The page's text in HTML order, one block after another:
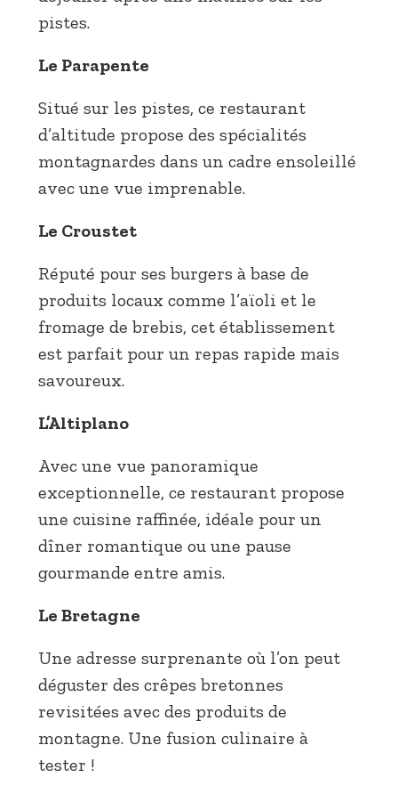
pistes.
Le Parapente
Situé sur les pistes, ce restaurant
d’altitude propose des spécialités
montagnardes dans un cadre ensoleillé
avec une vue imprenable.
Le Croustet
Réputé pour ses burgers à base de
produits locaux comme l’aïoli et le
fromage de brebis, cet établissement
est parfait pour un repas rapide mais
savoureux.
L’Altiplano
Avec une vue panoramique
exceptionnelle, ce restaurant propose
une cuisine raffinée, idéale pour un
dîner romantique ou une pause
gourmande entre amis.
Le Bretagne
Une adresse surprenante où l’on peut
déguster des crêpes bretonnes
revisitées avec des produits de
montagne. Une fusion culinaire à
tester !